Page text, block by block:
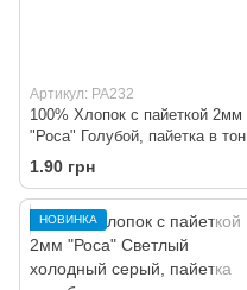
Артикул: PA232
100% Хлопок с пайеткой 2мм
"Роса" Голубой, пайетка в тон
1.90 грн
НОВИНКА